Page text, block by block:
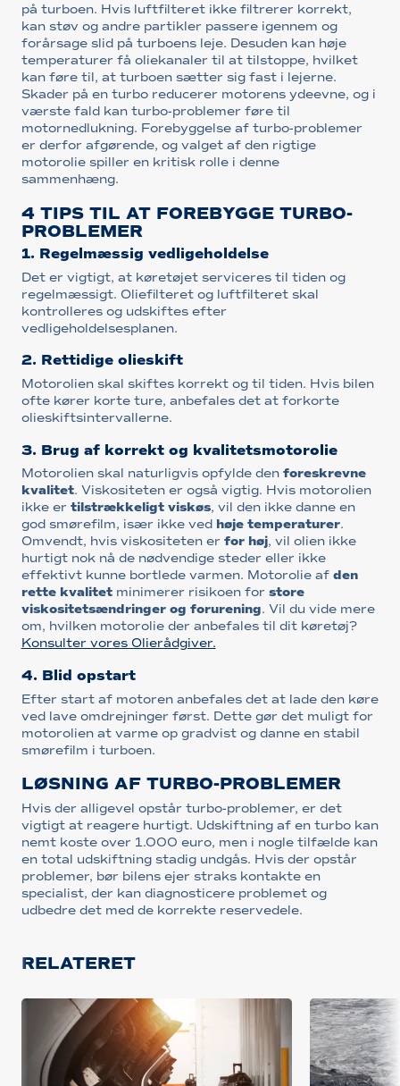
på turboen. Hvis luftfilteret ikke filtrerer korrekt,
kan støv og andre partikler passere igennem og
forårsage slid på turboens leje. Desuden kan høje
temperaturer få oliekanaler til at tilstoppe, hvilket
kan føre til, at turboen sætter sig fast i lejerne.
Skader på en turbo reducerer motorens ydeevne, og i
værste fald kan turbo-problemer føre til
motornedlukning. Forebyggelse af turbo-problemer
er derfor afgørende, og valget af den rigtige
motorolie spiller en kritisk rolle i denne
sammenhæng.
4 TIPS TIL AT FOREBYGGE TURBO-
PROBLEMER
1. Regelmæssig vedligeholdelse
Det er vigtigt, at køretøjet serviceres til tiden og
regelmæssigt. Oliefilteret og luftfilteret skal
kontrolleres og udskiftes efter
vedligeholdelsesplanen.
2. Rettidige olieskift
Motorolien skal skiftes korrekt og til tiden. Hvis bilen
ofte kører korte ture, anbefales det at forkorte
olieskiftsintervallerne.
3. Brug af korrekt og kvalitetsmotorolie
Motorolien skal naturligvis opfylde den foreskrevne
kvalitet. Viskositeten er også vigtig. Hvis motorolien
ikke er tilstrækkeligt viskøs, vil den ikke danne en
god smørefilm, især ikke ved høje temperaturer.
Omvendt, hvis viskositeten er for høj, vil olien ikke
hurtigt nok nå de nødvendige steder eller ikke
effektivt kunne bortlede varmen. Motorolie af den
rette kvalitetminimerer risikoen for store
viskositetsændringer og forurening. Vil du vide mere
om, hvilken motorolie der anbefales til dit køretøj?
Konsulter vores Olierådgiver.
4. Blid opstart
Efter start af motoren anbefales det at lade den køre
ved lave omdrejninger først. Dette gør det muligt for
motorolien at varme op gradvist og danne en stabil
smørefilm i turboen.
LØSNING AF TURBO-PROBLEMER
Hvis der alligevel opstår turbo-problemer, er det
vigtigt at reagere hurtigt. Udskiftning af en turbo kan
nemt koste over 1.000 euro, men i nogle tilfælde kan
en total udskiftning stadig undgås. Hvis der opstår
problemer, bør bilens ejer straks kontakte en
specialist, der kan diagnosticere problemet og
udbedre det med de korrekte reservedele.
RELATERET